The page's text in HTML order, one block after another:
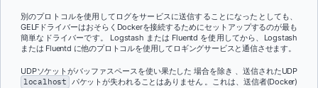
別のプロトコルを使用してログをサービスに送信することになったとしても、
GELFドライバーはおそらくDockerを接続するためにセットアップするのが最も
簡単なドライバーです。 Logstash または Fluentd を使用してから、Logstash
または Fluentd に他のプロトコルを使用してロギングサービスと通信させます。
UDPソケットがバッファスペースを使い果たした 場合を除き 、送信されたUDP
localhost パケットが失われることはありません 。これは、送信者(Docker)